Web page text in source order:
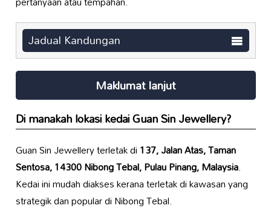
Jadual Kandungan
Maklumat lanjut
Di manakah lokasi kedai Guan Sin Jewellery?
Guan Sin Jewellery terletak di137, Jalan Atas, Taman
Sentosa, 14300 Nibong Tebal, Pulau Pinang, Malaysia.
Kedai ini mudah diakses kerana terletak di kawasan yang
strategik dan popular di Nibong Tebal.